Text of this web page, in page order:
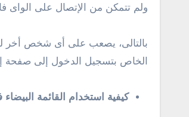
ولم تتمكن من الإتصال على
بالتالى، يصعب على أى شخص أخر
الخاص بتسجيل الدخول إلى صفحة
كيفية استخدام القائمة البيضاء